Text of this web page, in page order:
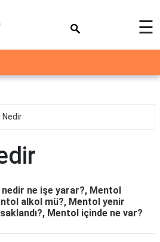
☰
Nedir
ne işe yarar?, Mentol
alkol mü?, Mentol yenir
Mentol içinde ne var?